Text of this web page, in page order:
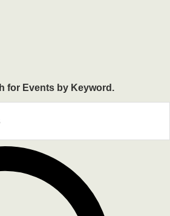
for Events by Keyword.